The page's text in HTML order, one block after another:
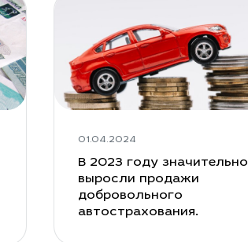
01.04.2024
В 2023 году значительно
выросли продажи
добровольного
автострахования.